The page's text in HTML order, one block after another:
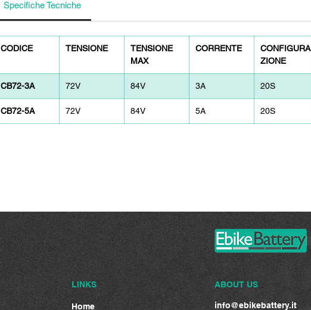
Specifiche Tecniche
CODICE TENSIONE
TENSIONE
MAX
CORRENTE
CONFIGURA
ZIONE
CB72-3A 72V 84V 3A 20S
CB72-5A 72V 84V 5A 20S
LINKS
Home
ABOUT US
info@ebikebattery.it